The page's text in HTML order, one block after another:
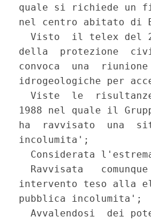
quale si richiede un
nel centro abitato di
Visto  il telex del
della  protezione
convoca  una
idrogeologiche per
Viste  le
1988 nel quale il
ha  ravvisato  una
incolumita';
Considerata
Ravvisata
intervento teso alla
pubblica incolumita';
Avvalendosi  dei